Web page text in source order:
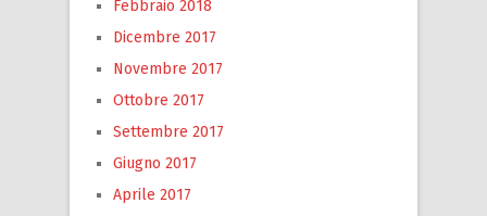
Febbraio 2018
Dicembre 2017
Novembre 2017
Ottobre 2017
Settembre 2017
Giugno 2017
Aprile 2017